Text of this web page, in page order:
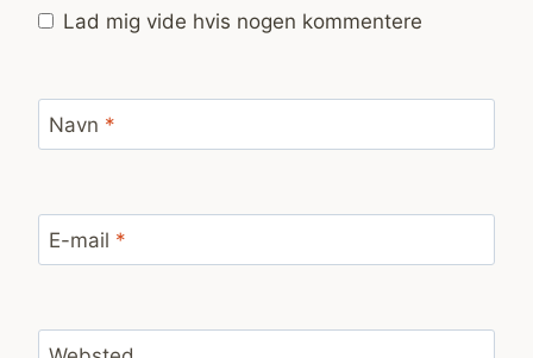
Lad mig vide hvis nogen kommentere
Navn *
E-mail *